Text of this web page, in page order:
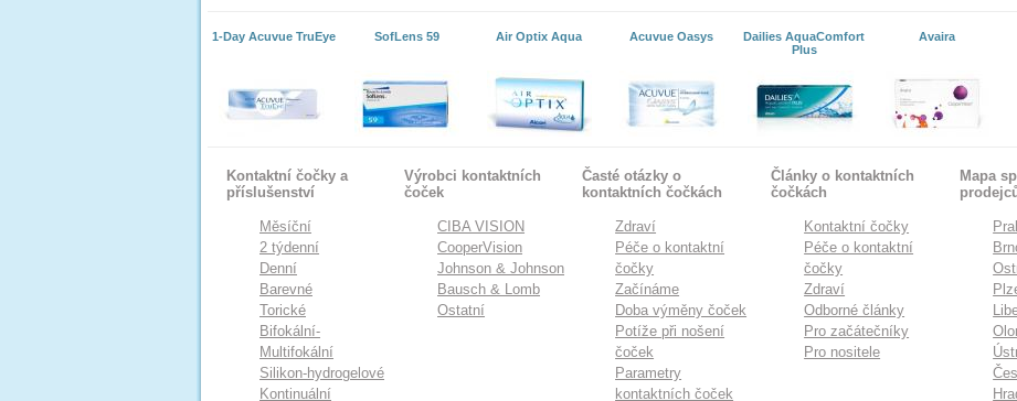
1-Day Acuvue TruEye SofLens 59 Air Optix Aqua Acuvue Oasys
Dailies AquaComfort
Plus
Avaira
Kontaktní čočky a
příslušenství
Měsíční
2 týdenní
Denní
Barevné
Torické
Bifokální-
Multifokální
Silikon-hydrogelové
Kontinuální
Výrobci kontaktních
čoček
CIBA VISION
CooperVision
Johnson & Johnson
Bausch & Lomb
Ostatní
Časté otázky o
kontaktních čočkách
Zdraví
Péče o kontaktní
čočky
Začínáme
Doba výměny čoček
Potíže při nošení
čoček
Parametry
kontaktních čoček
Články o kontaktních
čočkách
Kontaktní čočky
Péče o kontaktní
čočky
Zdraví
Odborné články
Pro začátečníky
Pro nositele
Mapa